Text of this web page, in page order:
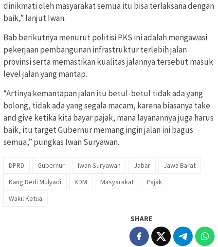
dinikmati oleh masyarakat semua itu bisa terlaksana dengan
baik,” lanjut Iwan.
Bab berikutnya menurut politisi PKS ini adalah mengawasi
pekerjaan pembangunan infrastruktur terlebih jalan
provinsi serta memastikan kualitas jalannya tersebut masuk
level jalan yang mantap.
“Artinya kemantapan jalan itu betul-betul tidak ada yang
bolong, tidak ada yang segala macam, karena biasanya take
and give ketika kita bayar pajak, mana layanannya juga harus
baik, itu target Gubernur memang ingin jalan ini bagus
semua,” pungkas Iwan Suryawan.
DPRD Gubernur Iwan Suryawan Jabar
Jawa Barat
Kang Dedi Mulyadi
KDM Masyarakat
Pajak
Wakil Ketua
SHARE